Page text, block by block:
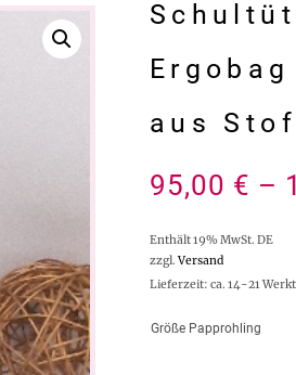
aus
95,00 € –
Enthält 19% MwSt. DE
zzgl.Versand
Lieferzeit: ca. 14-21
Größe Papprohling